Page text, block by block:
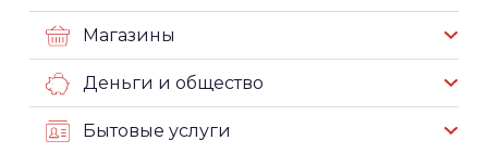
Магазины
Деньги и общество
Бытовые услуги